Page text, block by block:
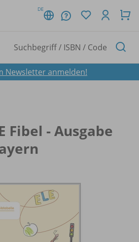
DE
Newsletter anmelden!
Fibel - Ausgabe